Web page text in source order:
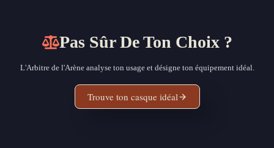
Pas Sûr De Ton Choix ?
L'Arbitre de l'Arène analyse ton usage et désigne ton équipement idéal.
Trouve ton casque idéal